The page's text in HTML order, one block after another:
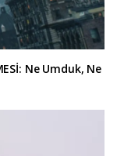
Ne Umduk, Ne